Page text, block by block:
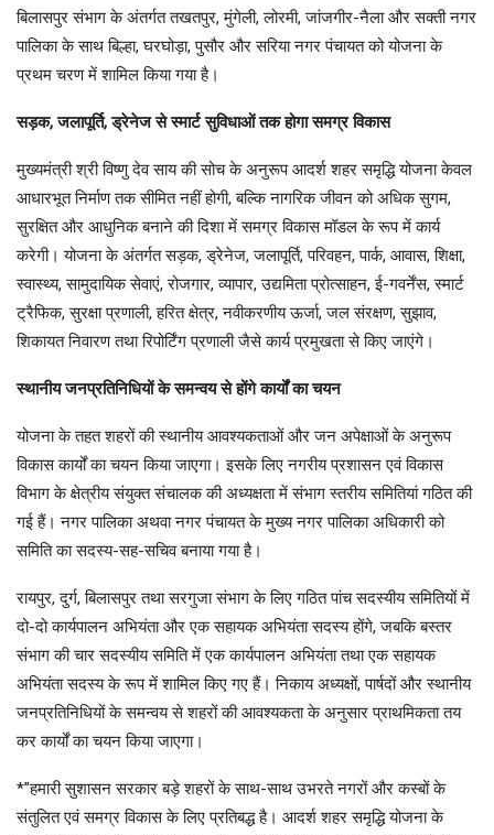
बिलासपुर संभाग के अंतर्गत तखतपुर, मुंगेली, लोरमी, जांजगीर-नैला और सक्ती नगर
पालिका के साथ बिल्हा, घरघोड़ा, पुसौर और सरिया नगर पंचायत को योजना के
प्रथम चरण में शामिल किया गया है।
सड़क, जलापूर्ति, ड्रेनेज से स्मार्ट सुविधाओं तक होगा समग्र विकास
मुख्यमंत्री श्री विष्णु देव साय की सोच के अनुरूप आदर्श शहर समृद्धि योजना केवल
आधारभूत निर्माण तक सीमित नहीं होगी, बल्कि नागरिक जीवन को अधिक सुगम,
सुरक्षित और आधुनिक बनाने की दिशा में समग्र विकास मॉडल के रूप में कार्य
करेगी। योजना के अंतर्गत सड़क, ड्रेनेज, जलापूर्ति, परिवहन, पार्क, आवास, शिक्षा,
स्वास्थ्य, सामुदायिक सेवाएं, रोजगार, व्यापार, उद्यमिता प्रोत्साहन, ई-गवर्नेंस, स्मार्ट
ट्रैफिक, सुरक्षा प्रणाली, हरित क्षेत्र, नवीकरणीय ऊर्जा, जल संरक्षण, सुझाव,
शिकायत निवारण तथा रिपोर्टिंग प्रणाली जैसे कार्य प्रमुखता से किए जाएंगे।
स्थानीय जनप्रतिनिधियों के समन्वय से होंगे कार्यों का चयन
योजना के तहत शहरों की स्थानीय आवश्यकताओं और जन अपेक्षाओं के अनुरूप
विकास कार्यों का चयन किया जाएगा। इसके लिए नगरीय प्रशासन एवं विकास
विभाग के क्षेत्रीय संयुक्त संचालक की अध्यक्षता में संभाग स्तरीय समितियां गठित की
गई हैं। नगर पालिका अथवा नगर पंचायत के मुख्य नगर पालिका अधिकारी को
समिति का सदस्य-सह-सचिव बनाया गया है।
रायपुर, दुर्ग, बिलासपुर तथा सरगुजा संभाग के लिए गठित पांच सदस्यीय समितियों में
दो-दो कार्यपालन अभियंता और एक सहायक अभियंता सदस्य होंगे, जबकि बस्तर
संभाग की चार सदस्यीय समिति में एक कार्यपालन अभियंता तथा एक सहायक
अभियंता सदस्य के रूप में शामिल किए गए हैं। निकाय अध्यक्षों, पार्षदों और स्थानीय
जनप्रतिनिधियों के समन्वय से शहरों की आवश्यकता के अनुसार प्राथमिकता तय
कर कार्यों का चयन किया जाएगा।
*”हमारी सुशासन सरकार बड़े शहरों के साथ-साथ उभरते नगरों और कस्बों के
संतुलित एवं समग्र विकास के लिए प्रतिबद्ध है। आदर्श शहर समृद्धि योजना के